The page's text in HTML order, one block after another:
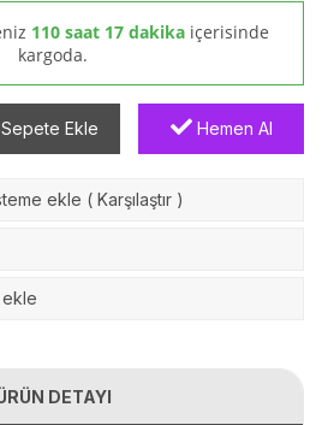
110 saat 17 dakika içerisinde
kargoda.
Ekle Hemen Al
ekle ( Karşılaştır )
ekle
DETAYI